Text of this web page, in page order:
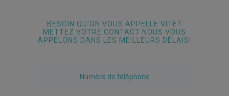
BESOIN QU'ON VOUS APPELLE VITE?
METTEZ VOTRE CONTACT NOUS VOUS
APPELONS DANS LES MEILLEURS DÉLAIS!